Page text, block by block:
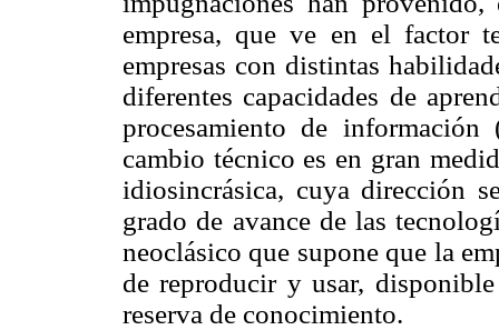
empresa, que ve en el factor
empresas con distintas
diferentes capacidades de
procesamiento de
cambio técnico es en gran
idiosincrásica, cuya dirección
grado de avance de las
neoclásico que supone que la
de reproducir y usar,
reserva de conocimiento.